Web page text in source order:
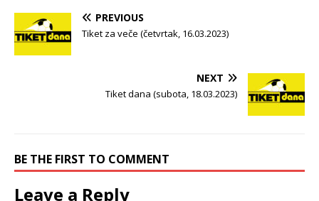
PREVIOUS
Tiket za veče (četvrtak, 16.03.2023)
NEXT
Tiket dana (subota, 18.03.2023)
BE THE FIRST TO COMMENT
Leave a Reply